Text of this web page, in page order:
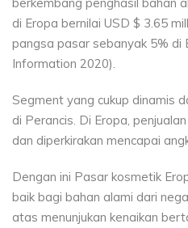
di Eropa bernilai USD $ 3.65
pangsa pasar sebanyak 5% di
Information 2020).
Segment yang cukup dinamis
di Perancis. Di Eropa,
dan diperkirakan mencapai
Dengan ini Pasar kosmetik
baik bagi bahan alami dari
atas menunjukan kenaikan